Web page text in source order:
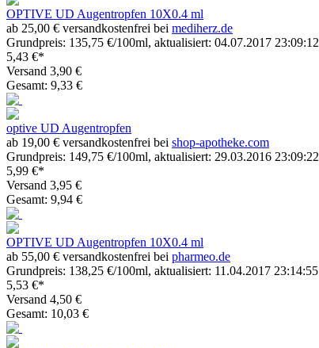
OPTIVE UD Augentropfen 10X0.4 ml
ab 25,00 € versandkostenfrei bei mediherz.de
Grundpreis: 135,75 €/100ml, aktualisiert: 04.07.2017 23:09:12
5,43 €*
Versand 3,90 €
Gesamt: 9,33 €
optive UD Augentropfen
ab 19,00 € versandkostenfrei bei shop-apotheke.com
Grundpreis: 149,75 €/100ml, aktualisiert: 29.03.2016 23:09:22
5,99 €*
Versand 3,95 €
Gesamt: 9,94 €
OPTIVE UD Augentropfen 10X0.4 ml
ab 55,00 € versandkostenfrei bei pharmeo.de
Grundpreis: 138,25 €/100ml, aktualisiert: 11.04.2017 23:14:55
5,53 €*
Versand 4,50 €
Gesamt: 10,03 €